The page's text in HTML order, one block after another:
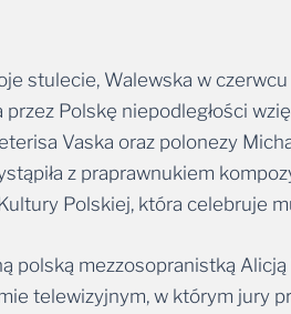
stulecie, Walewska w
Polskę niepodległości
Vaska oraz polonezy
z praprawnukiem
Polskiej, która celebruje
mezzosopranistką Alicją
telewizyjnym, w którym jury